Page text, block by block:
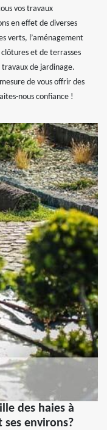
vos travaux
en effet de diverses
verts, l’aménagement
et de terrasses
de jardinage.
de vous offrir des
nous confiance !
des haies à
ses environs?